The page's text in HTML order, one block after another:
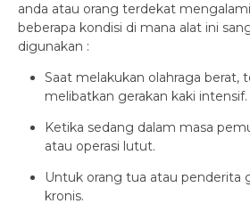
anda atau orang terdekat
beberapa kondisi di mana alat ini
digunakan :
Saat melakukan olahraga berat,
melibatkan gerakan kaki intensif.
Ketika sedang dalam masa
atau operasi lutut.
Untuk orang tua atau penderita
kronis.